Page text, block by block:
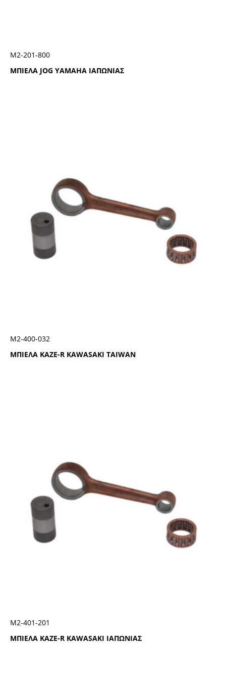
ΜΠΙΕΛΑ JOG YAMAHA ΙΑΠΩΝΙΑΣ
Μ2-201-800
ΜΠΙΕΛΑ KAZE-R KAWASAKI TAIWAN
Μ2-400-032
ΜΠΙΕΛΑ KAZE-R KAWASAKI ΙΑΠΩΝΙΑΣ
Μ2-401-201